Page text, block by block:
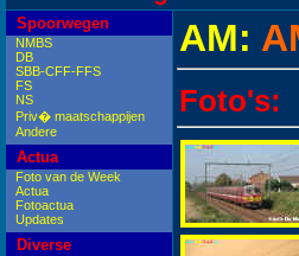
Spoorwegen
NMBS
DB
SBB-CFF-FFS
FS
NS
Priv� maatschappijen
Andere
Actua
Foto van de Week
Actua
Fotoactua
Updates
Diverse
AM:
Foto's: